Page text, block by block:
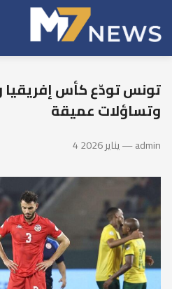
تونس تودّع كأس
وتساؤلات عميقة
4 يناير 2026 — admin